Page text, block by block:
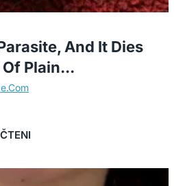
And It Dies
Plain...